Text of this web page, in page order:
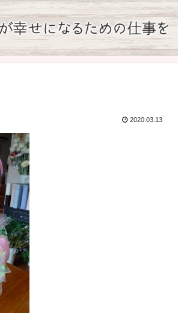
2020.03.13